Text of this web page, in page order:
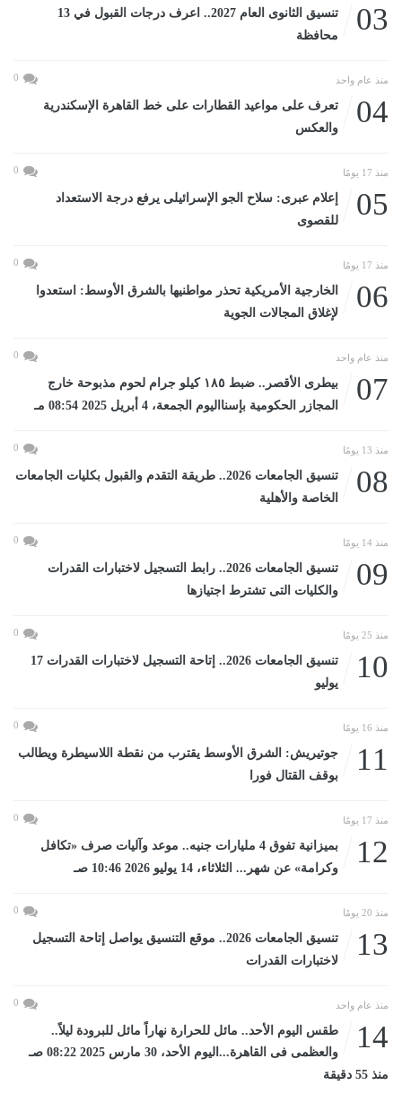
03
تنسيق الثانوى العام 2027.. اعرف درجات القبول في 13
محافظة
منذ عام واحد 0
04
تعرف على مواعيد القطارات على خط القاهرة الإسكندرية
والعكس
منذ 17 يومًا 0
05
إعلام عبرى: سلاح الجو الإسرائيلى يرفع درجة الاستعداد
للقصوى
منذ 17 يومًا 0
06
الخارجية الأمريكية تحذر مواطنيها بالشرق الأوسط: استعدوا
لإغلاق المجالات الجوية
منذ عام واحد 0
07
بيطرى الأقصر.. ضبط ١٨٥ كيلو جرام لحوم مذبوحة خارج
المجازر الحكومية بإسنااليوم الجمعة، 4 أبريل 2025 08:54 مـ
منذ 13 يومًا 0
08
تنسيق الجامعات 2026.. طريقة التقدم والقبول بكليات الجامعات
الخاصة والأهلية
منذ 14 يومًا 0
09
تنسيق الجامعات 2026.. رابط التسجيل لاختبارات القدرات
والكليات التى تشترط اجتيازها
منذ 25 يومًا 0
10
تنسيق الجامعات 2026.. إتاحة التسجيل لاختبارات القدرات 17
يوليو
منذ 16 يومًا 0
11
جوتيريش: الشرق الأوسط يقترب من نقطة اللاسيطرة ويطالب
بوقف القتال فورا
منذ 17 يومًا 0
12
بميزانية تفوق 4 مليارات جنيه.. موعد وآليات صرف «تكافل
وكرامة» عن شهر... الثلاثاء، 14 يوليو 2026 10:46 صـ
منذ 20 يومًا 0
13
تنسيق الجامعات 2026.. موقع التنسيق يواصل إتاحة التسجيل
لاختبارات القدرات
منذ عام واحد 0
14
طقس اليوم الأحد.. مائل للحرارة نهاراً مائل للبرودة ليلاً..
والعظمى فى القاهرة...اليوم الأحد، 30 مارس 2025 08:22 صـ
منذ 55 دقيقة